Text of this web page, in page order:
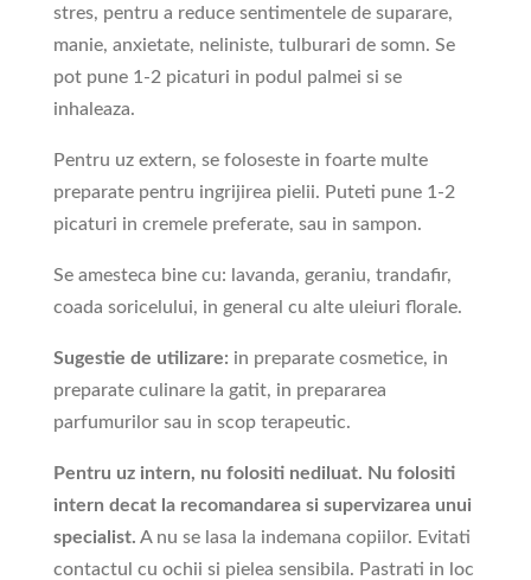
stres, pentru a reduce sentimentele de suparare,
manie, anxietate, neliniste, tulburari de somn. Se
pot pune 1-2 picaturi in podul palmei si se
inhaleaza.
Pentru uz extern, se foloseste in foarte multe
preparate pentru ingrijirea pielii. Puteti pune 1-2
picaturi in cremele preferate, sau in sampon.
Se amesteca bine cu: lavanda, geraniu, trandafir,
coada soricelului, in general cu alte uleiuri florale.
Sugestie de utilizare: in preparate cosmetice, in
preparate culinare la gatit, in prepararea
parfumurilor sau in scop terapeutic.
Pentru uz intern, nu folositi nediluat. Nu folositi
intern decat la recomandarea si supervizarea unui
specialist. A nu se lasa la indemana copiilor. Evitati
contactul cu ochii si pielea sensibila. Pastrati in loc